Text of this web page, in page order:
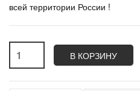
всей территории России !
В КОРЗИНУ